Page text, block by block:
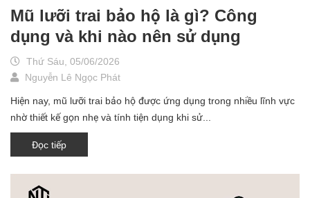
Mũ lưỡi trai bảo hộ là gì? Công
dụng và khi nào nên sử dụng
Thứ Sáu, 05/06/2026
Nguyễn Lê Ngọc Phát
Hiện nay, mũ lưỡi trai bảo hộ được ứng dụng trong nhiều lĩnh vực
nhờ thiết kế gọn nhẹ và tính tiện dụng khi sử...
Đọc tiếp